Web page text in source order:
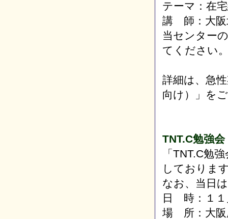
テーマ：在
講 師：大
当センター
てください
詳細は、急
向け）」を
TNT.C勉強会
「TNT.C勉
しておりま
なお、当日
日 時：１１
場 所：大阪